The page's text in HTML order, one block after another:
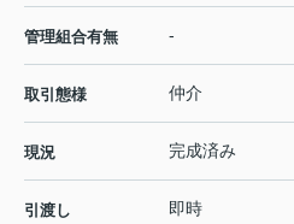
管理組合有無 -
取引態様 仲介
現況 完成済み
引渡し 即時